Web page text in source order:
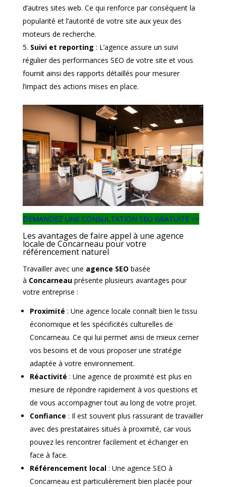
d’autres sites web. Ce qui renforce par conséquent la
popularité et l’autorité de votre site aux yeux des
moteurs de recherche.
Suivi et reporting : L’agence assure un suivi
régulier des performances SEO de votre site et vous
fournit ainsi des rapports détaillés pour mesurer
l’impact des actions mises en place.
DEMANDEZ UNE CONSULTATION SEO GRATUITE =>
Les avantages de faire appel à une agence
locale de Concarneau pour votre
référencement naturel
Travailler avec une agence SEO basée
à Concarneauprésente plusieurs avantages pour
votre entreprise :
Proximité : Une agence locale connaît bien le tissu
économique et les spécificités culturelles de
Concarneau. Ce qui lui permet ainsi de mieux cerner
vos besoins et de vous proposer une stratégie
adaptée à votre environnement.
Réactivité : Une agence de proximité est plus en
mesure de répondre rapidement à vos questions et
de vous accompagner tout au long de votre projet.
Confiance : Il est souvent plus rassurant de travailler
avec des prestataires situés à proximité, car vous
pouvez les rencontrer facilement et échanger en
face à face.
Référencement local: Une agence SEO à
Concarneau est particulièrement bien placée pour